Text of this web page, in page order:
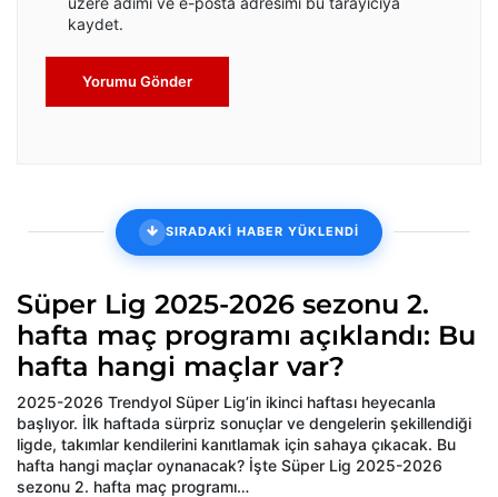
kaydet.
Yorumu Gönder
SIRADAKİ HABER YÜKLENDİ
Süper Lig 2025-2026 sezonu 2.
hafta maç programı açıklandı: Bu
hafta hangi maçlar var?
2025-2026 Trendyol Süper Lig’in ikinci haftası heyecanla
başlıyor. İlk haftada sürpriz sonuçlar ve dengelerin şekillendiği
ligde, takımlar kendilerini kanıtlamak için sahaya çıkacak. Bu
hafta hangi maçlar oynanacak? İşte Süper Lig 2025-2026
sezonu 2. hafta maç programı…